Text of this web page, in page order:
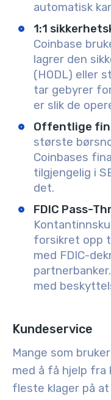
automatisk
1:1
Coinbase
lagrer den
(HODL) eller
tar gebyrer
er slik de
Offentlige
største
Coinbases
tilgjengelig i
det.
FDIC Pass-
forsikret opp
med FDIC-
med
Kundeservice
Mange som
med å få hjelp fra
fleste klager på